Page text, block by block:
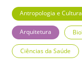
Antropologia e
Arquitetura
Ciências da Saúde